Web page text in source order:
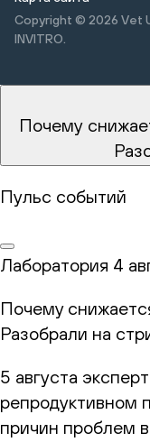
Copyright © 2026 Vet
INVITRO.
Почему
Пульс событий
Лаборатория 4
Почему
Разобрали на
5 августа
репродуктивном
причин проблем